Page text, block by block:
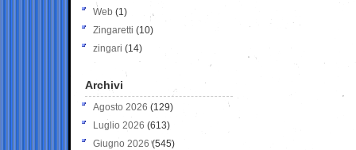
Web (1)
Zingaretti (10)
zingari (14)
Archivi
Agosto 2026 (129)
Luglio 2026 (613)
Giugno 2026 (545)